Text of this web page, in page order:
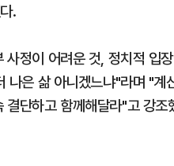
.
정이 어려운 것, 정치적 입
나은 삶 아니겠느냐"라며 "
단하고 함께해달라"고 강조